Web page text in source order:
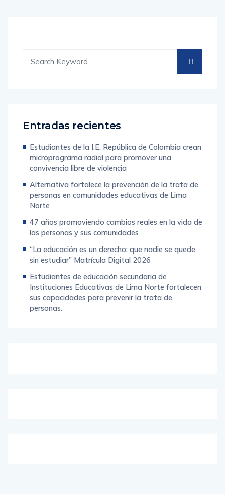
Entradas recientes
Estudiantes de la I.E. República de Colombia crean
microprograma radial para promover una
convivencia libre de violencia
Alternativa fortalece la prevención de la trata de
personas en comunidades educativas de Lima
Norte
47 años promoviendo cambios reales en la vida de
las personas y sus comunidades
“La educación es un derecho: que nadie se quede
sin estudiar” Matrícula Digital 2026
Estudiantes de educación secundaria de
Instituciones Educativas de Lima Norte fortalecen
sus capacidades para prevenir la trata de
personas.